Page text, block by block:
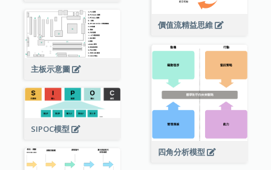
價值流精益思維
主板示意圖
四角分析模型
SIPOC模型